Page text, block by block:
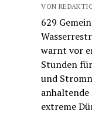
VON
629
warnt vor
Stunden
und
extreme